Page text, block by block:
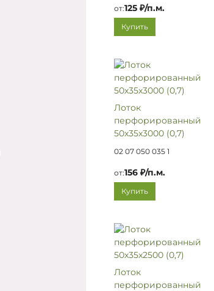
от:125 ₽/п.м.
Купить
Лоток
перфорированный
50х35х3000 (0,7)
02 07 050 035 1
от:156 ₽/п.м.
Купить
Лоток
перфорированный